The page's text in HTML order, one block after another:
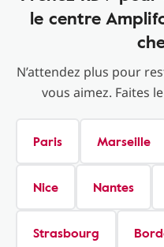
le centre
N’attendez plus pour
vous aimez. Faites
Paris Marseille
Nice Nantes
Strasbourg